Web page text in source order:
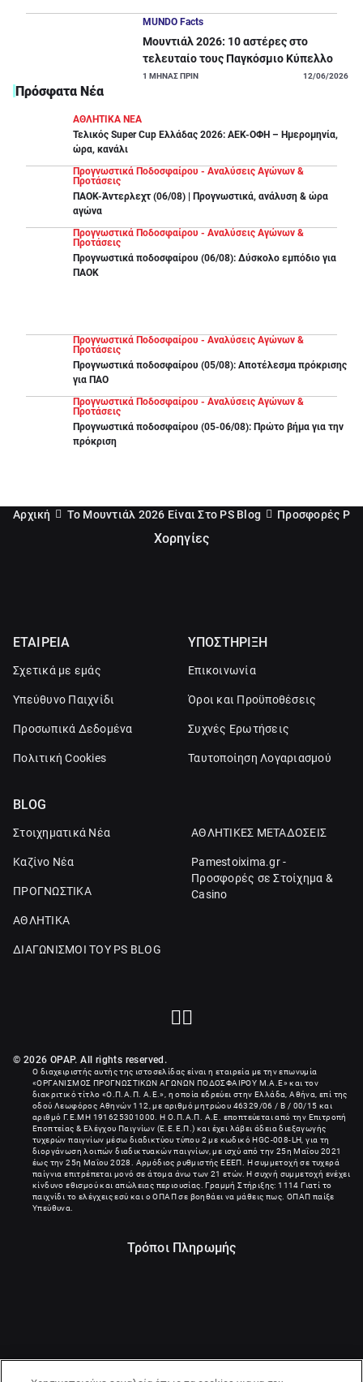
MUNDO Facts
Μουντιάλ 2026: 10 αστέρες στο
τελευταίο τους Παγκόσμιο Κύπελλο
1 ΜΗΝΑΣ ΠΡΙΝ 12/06/2026
Πρόσφατα Νέα
ΑΘΛΗΤΙΚΑ ΝΕΑ
Τελικός Super Cup Ελλάδας 2026: ΑΕΚ-ΟΦΗ – Ημερομηνία,
ώρα, κανάλι
Προγνωστικά Ποδοσφαίρου - Αναλύσεις Αγώνων &
Προτάσεις
ΠΑΟΚ-Άντερλεχτ (06/08) | Προγνωστικά, ανάλυση & ώρα
αγώνα
Προγνωστικά Ποδοσφαίρου - Αναλύσεις Αγώνων &
Προτάσεις
Προγνωστικά ποδοσφαίρου (06/08): Δύσκολο εμπόδιο για
ΠΑΟΚ
Προγνωστικά Ποδοσφαίρου - Αναλύσεις Αγώνων &
Προτάσεις
Προγνωστικά ποδοσφαίρου (05/08): Αποτέλεσμα πρόκρισης
για ΠΑΟ
Προγνωστικά Ποδοσφαίρου - Αναλύσεις Αγώνων &
Προτάσεις
Προγνωστικά ποδοσφαίρου (05-06/08): Πρώτο βήμα για την
πρόκριση
Αρχική Το Μουντιάλ 2026 Είναι Στο PS Blog Προσφορές
Χορηγίες
ΕΤΑΙΡΕΙΑ
Σχετικά με εμάς
Υπεύθυνο Παιχνίδι
Προσωπικά Δεδομένα
Πολιτική Cookies
ΥΠΟΣΤΗΡΙΞΗ
Επικοινωνία
Όροι και Προϋποθέσεις
Συχνές Ερωτήσεις
Ταυτοποίηση Λογαριασμού
BLOG
Στοιχηματικά Νέα
Καζίνο Νέα
ΠΡΟΓΝΩΣΤΙΚΑ
ΑΘΛΗΤΙΚΑ
ΔΙΑΓΩΝΙΣΜΟΙ ΤΟΥ PS BLOG
ΑΘΛΗΤΙΚΕΣ ΜΕΤΑΔΟΣΕΙΣ
Pamestoixima.gr -
Προσφορές σε Στοίχημα &
Casino
© 2026 OPAP. All rights reserved.
Ο διαχειριστής αυτής της ιστοσελίδας είναι η εταιρεία με την επωνυμία
«ΟΡΓΑΝΙΣΜΟΣ ΠΡΟΓΝΩΣΤΙΚΩΝ ΑΓΩΝΩΝ ΠΟΔΟΣΦΑΙΡΟΥ Μ.Α.Ε» και τον
διακριτικό τίτλο «Ο.Π.Α.Π. Α.Ε.», η οποία εδρεύει στην Ελλάδα, Αθήνα, επί της
οδού Λεωφόρος Αθηνών 112, με αριθμό μητρώου 46329/06 / B / 00/15 και
αριθμό Γ.Ε.ΜΗ 191625301000
. Η Ο.Π.Α.Π. Α.Ε. εποπτεύεται από την Επιτροπή
Εποπτείας & Ελέγχου Παιγνίων (Ε.Ε.Ε.Π.) και έχει λάβει άδεια διεξαγωγής
τυχερών παιγνίων μέσω διαδικτύου τύπου 2 με κωδικό HGC-008-LH, για τη
διοργάνωση λοιπών διαδικτυακών παιγνίων, με ισχύ από την 25η Μαΐου 2021
έως την 25η Μαΐου 2028. Αρμόδιος ρυθμιστής ΕΕΕΠ. Η συμμετοχή σε τυχερά
παίγνια επιτρέπεται μονό σε άτομα άνω των 21 ετών. Η συχνή συμμετοχή ενέχει
κίνδυνο εθισμού και απώλειας περιουσίας. Γραμμή Στήριξης: 1114 Γιατί το
παιχνίδι το ελέγχεις εσύ και ο ΟΠΑΠ σε βοηθάει να μάθεις πως. ΟΠΑΠ παίξε
Υπεύθυνα.
Τρόποι Πληρωμής